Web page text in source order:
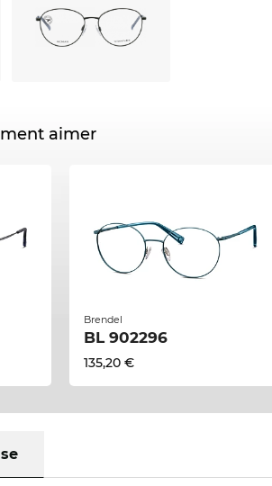
aimer
Brendel
BL 902296
135,20 €